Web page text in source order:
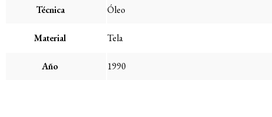
Técnica Óleo
Material Tela
Año 1990